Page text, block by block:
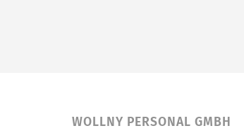
WOLLNY PERSONAL GMBH